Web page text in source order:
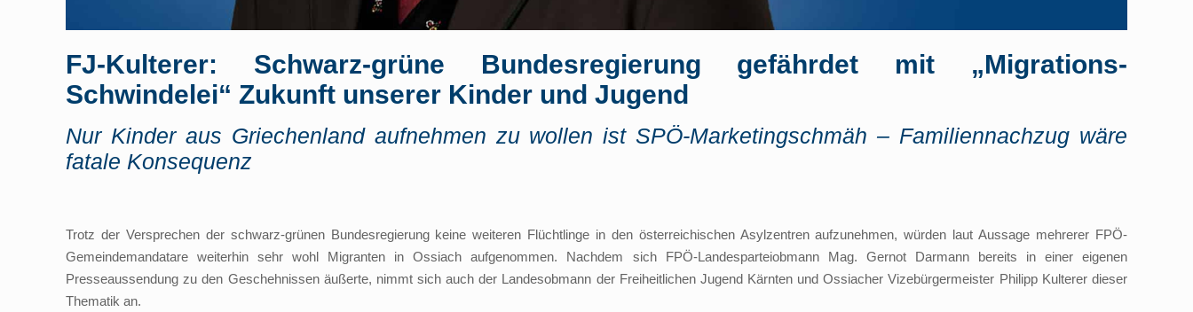
FJ-Kulterer: Schwarz-grüne Bundesregierung gefährdet mit „Migrations-
Schwindelei“ Zukunft unserer Kinder und Jugend
Nur Kinder aus Griechenland aufnehmen zu wollen ist SPÖ-Marketingschmäh – Familiennachzug wäre
fatale Konsequenz
Trotz der Versprechen der schwarz-grünen Bundesregierung keine weiteren Flüchtlinge in den österreichischen Asylzentren aufzunehmen, würden laut Aussage mehrerer FPÖ-
Gemeindemandatare weiterhin sehr wohl Migranten in Ossiach aufgenommen. Nachdem sich FPÖ-Landesparteiobmann Mag. Gernot Darmann bereits in einer eigenen
Presseaussendung zu den Geschehnissen äußerte, nimmt sich auch der Landesobmann der Freiheitlichen Jugend Kärnten und Ossiacher Vizebürgermeister Philipp Kulterer dieser
Thematik an.